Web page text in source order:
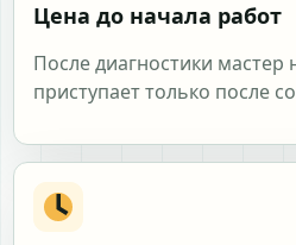
Цена до начала работ
После диагностики мастер
приступает только после